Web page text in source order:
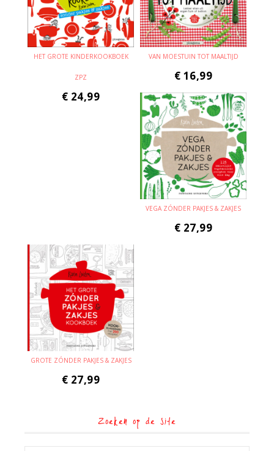
HET GROTE KINDERKOOKBOEK
ZPZ
€ 24,99
VAN MOESTUIN TOT MAALTIJD
€ 16,99
VEGA ZÓNDER PAKJES & ZAKJES
€ 27,99
GROTE ZÓNDER PAKJES & ZAKJES
€ 27,99
Zoeken op de site